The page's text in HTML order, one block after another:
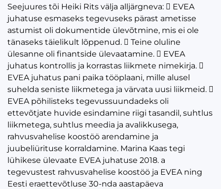
Seejuures tõi Heiki Rits välja alljärgneva:  EVEA
juhatuse esmaseks tegevuseks pärast ametisse
astumist oli dokumentide ülevõtmine, mis ei ole
tänaseks täielikult lõppenud.  Teine oluline
ülesanne oli finantside ülevaatamine.  EVEA
juhatus kontrollis ja korrastas liikmete nimekirja. 
EVEA juhatus pani paika tööplaani, mille alusel
suhelda seniste liikmetega ja värvata uusi liikmeid. 
EVEA põhilisteks tegevussuundadeks oli
ettevõtjate huvide esindamine riigi tasandil, suhtlus
liikmetega, suhtlus meedia ja avalikkusega,
rahvusvahelise koostöö arendamine ja
juubeliürituse korraldamine. Marina Kaas tegi
lühikese ülevaate EVEA juhatuse 2018. a
tegevustest rahvusvahelise koostöö ja EVEA ning
Eesti eraettevõtluse 30-nda aastapäeva